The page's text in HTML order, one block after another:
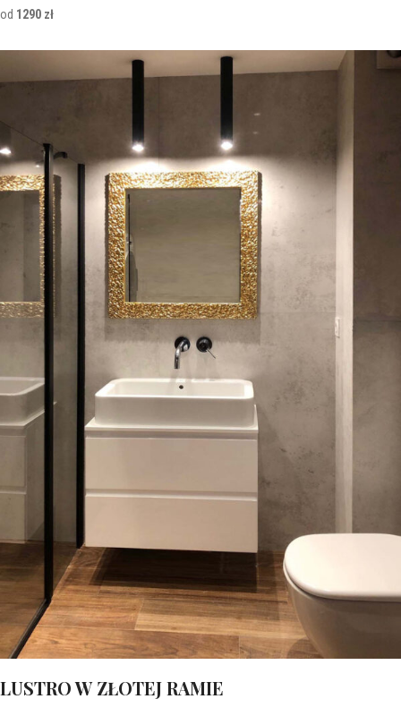
od 1290 zł
LUSTRO W ZŁOTEJ RAMIE